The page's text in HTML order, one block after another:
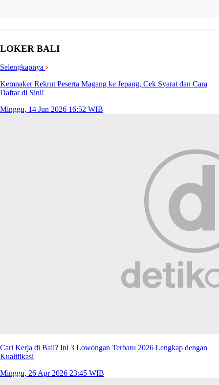
LOKER BALI
Selengkapnya
Kemnaker Rekrut Peserta Magang ke Jepang, Cek Syarat dan Cara
Daftar di Sini!
Minggu, 14 Jun 2026 16:52 WIB
Cari Kerja di Bali? Ini 3 Lowongan Terbaru 2026 Lengkap dengan
Kualifikasi
Minggu, 26 Apr 2026 23:45 WIB